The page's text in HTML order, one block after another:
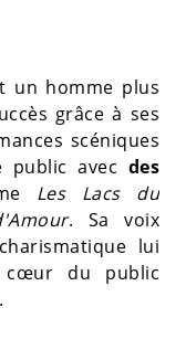
un homme plus
grâce à ses
scéniques
public avec des
Les Lacs du
. Sa voix
lui
du public